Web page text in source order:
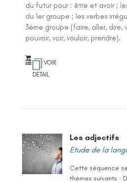
du futur pour : être et avoir ;
du 1er groupe ; les verbes
3ème groupe (faire, aller, dire,
pouvoir, voir, vouloir, prendre).
VOIR
DETAIL
Les adjectifs
Etude de la
Cette séquence
thèmes suivants :